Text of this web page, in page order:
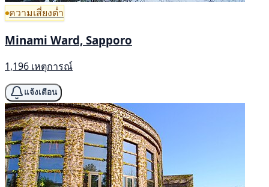
ความเสี่ยงต่ำ
Minami Ward, Sapporo
1,196 เหตุการณ์
แจ้งเตือน